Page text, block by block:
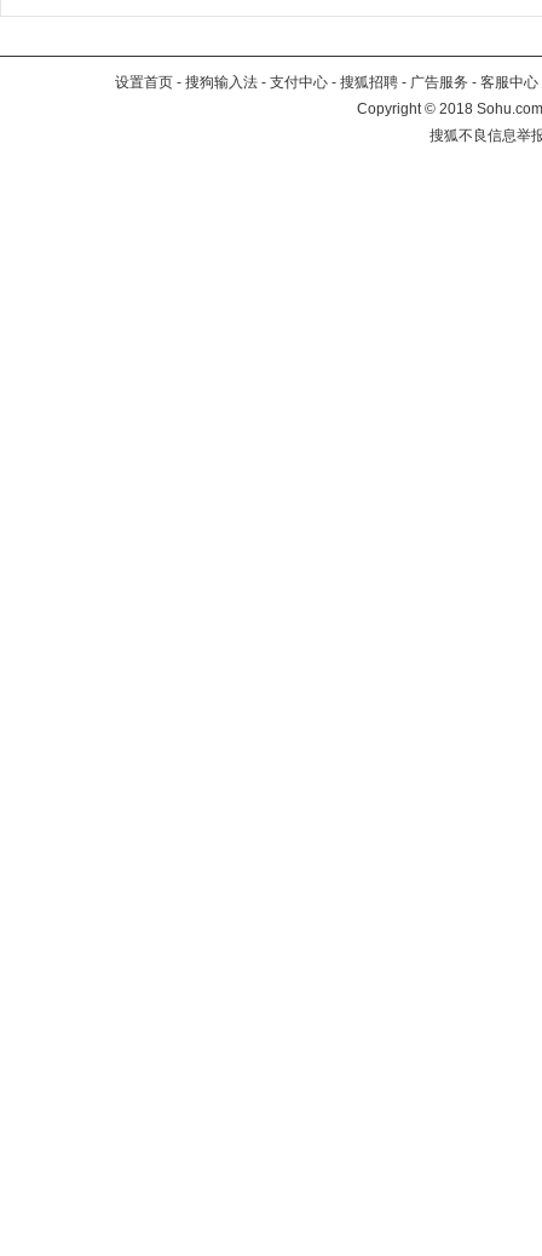
设置首页 - 搜狗输入法 - 支付中心 - 搜狐招聘 - 广告服务 - 客服中心
Copyright©2018
搜狐不良信息举